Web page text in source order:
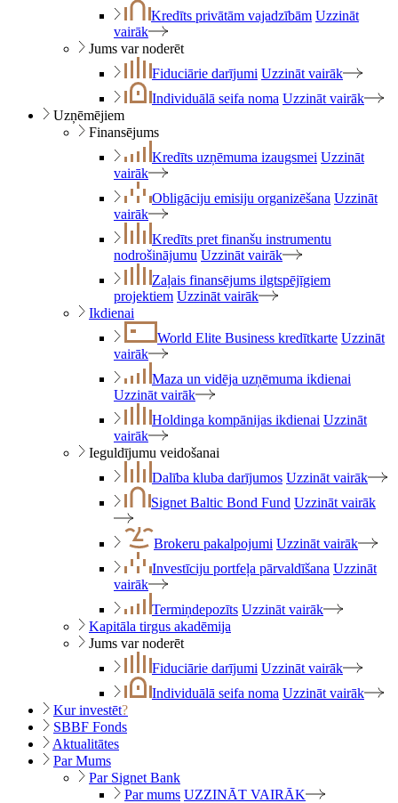
Kredīts privātām vajadzībām Uzzināt
vairāk
Jums var noderēt
Fiduciārie darījumi Uzzināt vairāk
Individuālā seifa noma Uzzināt vairāk
Uzņēmējiem
Finansējums
Kredīts uzņēmuma izaugsmei Uzzināt
vairāk
Obligāciju emisiju organizēšana Uzzināt
vairāk
Kredīts pret finanšu instrumentu
nodrošinājumu Uzzināt vairāk
Zaļais finansējums ilgtspējīgiem
projektiem Uzzināt vairāk
Ikdienai
World Elite Business kredītkarte Uzzināt
vairāk
Maza un vidēja uzņēmuma ikdienai
Uzzināt vairāk
Holdinga kompānijas ikdienai Uzzināt
vairāk
Ieguldījumu veidošanai
Dalība kluba darījumos Uzzināt vairāk
Signet Baltic Bond Fund Uzzināt vairāk
Brokeru pakalpojumi Uzzināt vairāk
Investīciju portfeļa pārvaldīšana Uzzināt
vairāk
Termiņdepozīts Uzzināt vairāk
Kapitāla tirgus akadēmija
Jums var noderēt
Fiduciārie darījumi Uzzināt vairāk
Individuālā seifa noma Uzzināt vairāk
Kur investēt?
SBBF Fonds
Aktualitātes
Par Mums
Par Signet Bank
Par mums UZZINĀT VAIRĀK